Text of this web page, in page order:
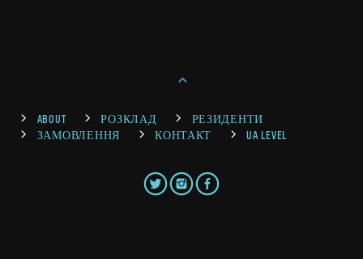
ABOUT РОЗКЛАД
РЕЗИДЕНТИ
ЗАМОВЛЕННЯ
КОНТАКТ UA LEVEL